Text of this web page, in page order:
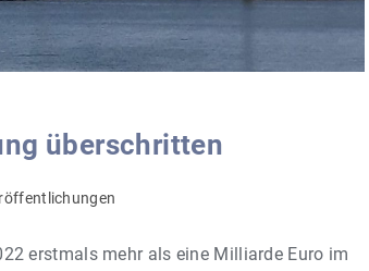
überschritten
erstmals mehr als eine Milliarde Euro im